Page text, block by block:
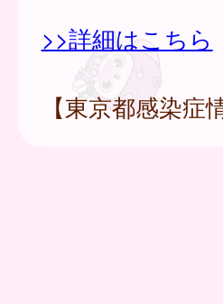
>>詳細はこちら
【東京都感染